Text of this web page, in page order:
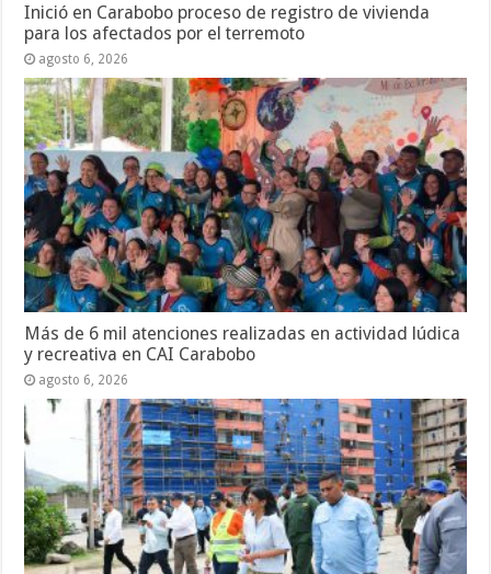
Inició en Carabobo proceso de registro de vivienda
para los afectados por el terremoto
agosto 6, 2026
Más de 6 mil atenciones realizadas en actividad lúdica
y recreativa en CAI Carabobo
agosto 6, 2026